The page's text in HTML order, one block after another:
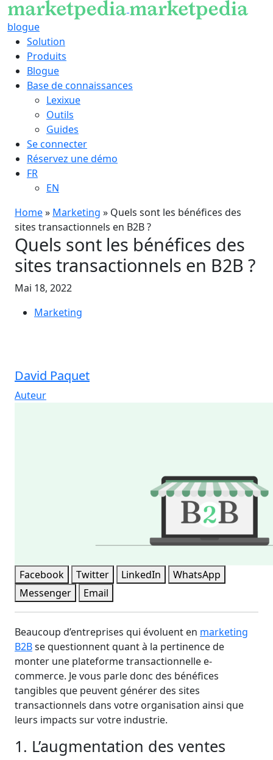
blogue
Solution
Produits
Blogue
Base de connaissances
Lexixue
Outils
Guides
Se connecter
Réservez une démo
FR
EN
Home» Marketing » Quels sont les bénéfices des
sites transactionnels en B2B ?
Quels sont les bénéfices des
sites transactionnels en B2B ?
Mai 18, 2022
Marketing
David Paquet
Auteur
Facebook Twitter LinkedIn
WhatsApp
Messenger
Email
Beaucoup d’entreprises qui évoluent en marketing
B2Bse questionnent quant à la pertinence de
monter une plateforme transactionnelle e-
commerce. Je vous parle donc des bénéfices
tangibles que peuvent générer des sites
transactionnels dans votre organisation ainsi que
leurs impacts sur votre industrie.
1. L’augmentation des ventes